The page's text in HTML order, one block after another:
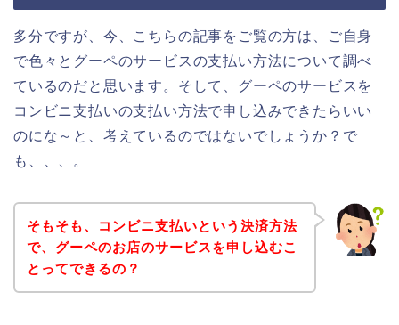
多分ですが、今、こちらの記事をご覧の方は、ご自身
で色々とグーペのサービスの支払い方法について調べ
ているのだと思います。そして、グーペのサービスを
コンビニ支払いの支払い方法で申し込みできたらいい
のにな～と、考えているのではないでしょうか？で
も、、、。
そもそも、コンビニ支払いという決済方法
で、グーペのお店のサービスを申し込むこ
とってできるの？